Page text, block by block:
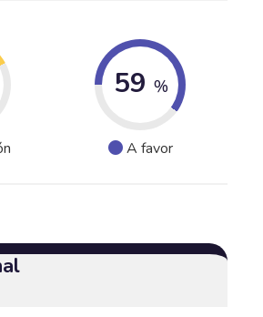
59 %
A favor